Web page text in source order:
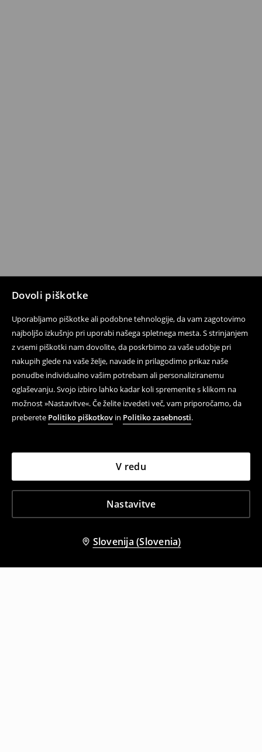
Dovoli piškotke
Uporabljamo piškotke ali podobne tehnologije, da vam zagotovimo
najboljšo izkušnjo pri uporabi našega spletnega mesta. S strinjanjem
z vsemi piškotki nam dovolite, da poskrbimo za vaše udobje pri
nakupih glede na vaše želje, navade in prilagodimo prikaz naše
ponudbe individualno vašim potrebam ali personaliziranemu
oglaševanju. Svojo izbiro lahko kadar koli spremenite s klikom na
možnost »Nastavitve«. Če želite izvedeti več, vam priporočamo, da
preberete Politiko piškotkov in Politiko zasebnosti.
Nastavitve
V redu
Slovenija (Slovenia)